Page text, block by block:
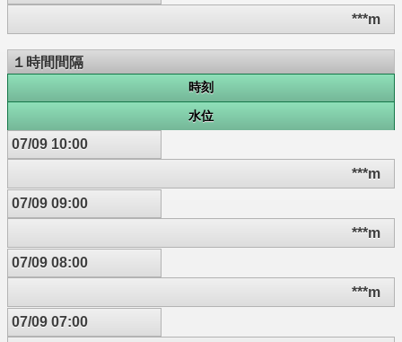
***m
１時間間隔
時刻
水位
07/09 10:00
***m
07/09 09:00
***m
07/09 08:00
***m
07/09 07:00